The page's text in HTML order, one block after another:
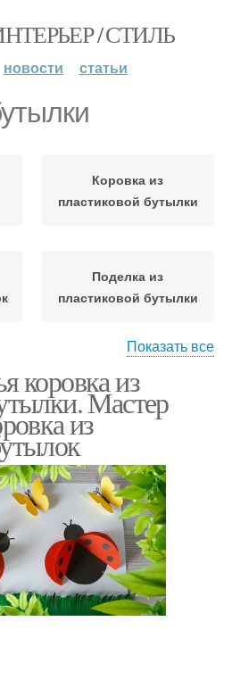
/ СТИЛЬ
новости статьи
Коровка из
пластиковой бутылки
Поделка из
пластиковой бутылки
бумаги
Ромашки из
пластиковых бутылок
Пчела из пластиковой
бутылки
Показать все
коровка из
Мастер
из